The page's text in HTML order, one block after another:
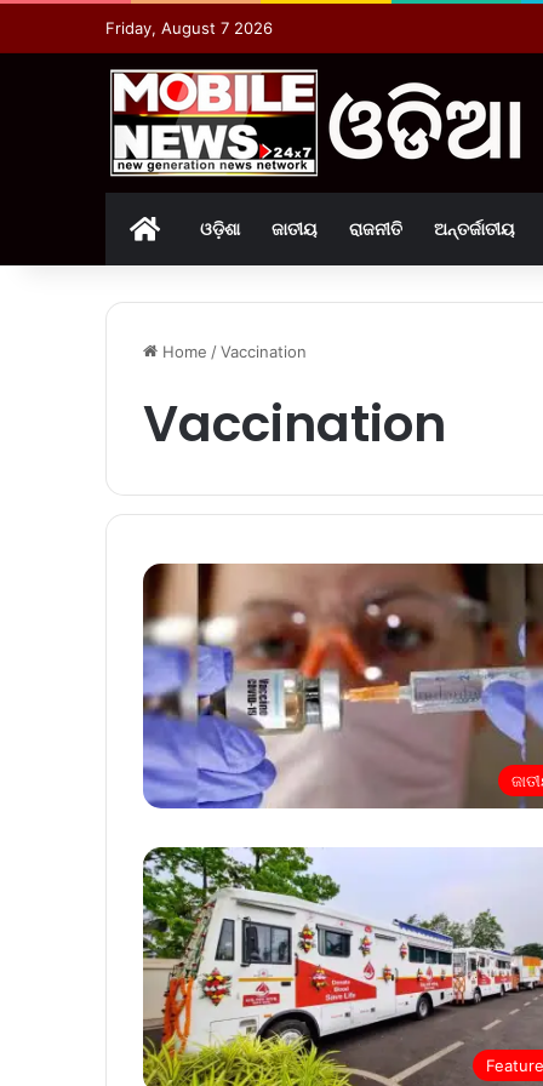
Friday, August 7 2026
Homeଓଡ଼ିଶା ଜାତୀୟ ରାଜନୀତି ଅନ୍ତର୍ଜାତୀୟ
Home /Vaccination
Vaccination